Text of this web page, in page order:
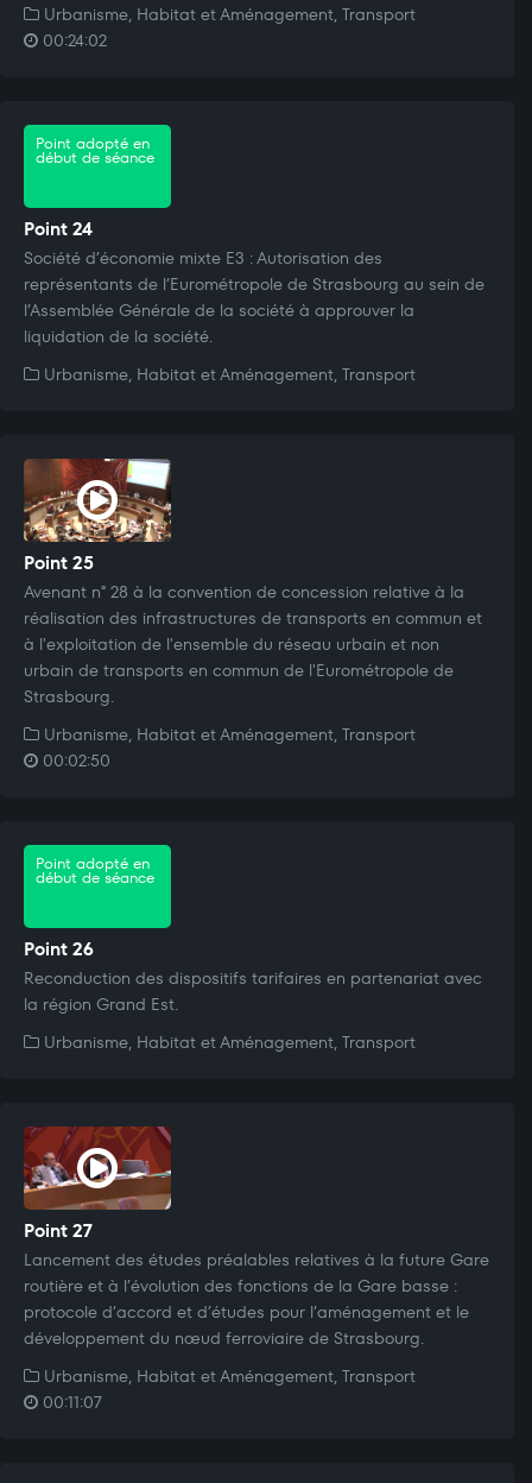
Urbanisme, Habitat et Aménagement, Transport
00:24:02
Point adopté en
début de séance
Point 24
Société d’économie mixte E3 : Autorisation des
représentants de l’Eurométropole de Strasbourg au sein de
l’Assemblée Générale de la société à approuver la
liquidation de la société.
Urbanisme, Habitat et Aménagement, Transport
Point 25
Avenant n° 28 à la convention de concession relative à la
réalisation des infrastructures de transports en commun et
à l'exploitation de l'ensemble du réseau urbain et non
urbain de transports en commun de l'Eurométropole de
Strasbourg.
Urbanisme, Habitat et Aménagement, Transport
00:02:50
Point adopté en
début de séance
Point 26
Reconduction des dispositifs tarifaires en partenariat avec
la région Grand Est.
Urbanisme, Habitat et Aménagement, Transport
Point 27
Lancement des études préalables relatives à la future Gare
routière et à l’évolution des fonctions de la Gare basse :
protocole d’accord et d’études pour l’aménagement et le
développement du nœud ferroviaire de Strasbourg.
Urbanisme, Habitat et Aménagement, Transport
00:11:07